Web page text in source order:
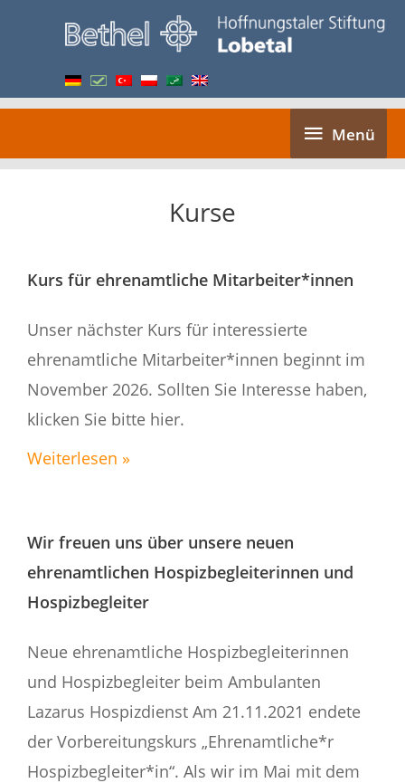
Menü
Menü
Kurse
Kurs für ehrenamtliche Mitarbeiter*innen
Unser nächster Kurs für interessierte
ehrenamtliche Mitarbeiter*innen beginnt im
November 2026. Sollten Sie Interesse haben,
klicken Sie bitte hier.
Weiterlesen »
Wir freuen uns über unsere neuen
ehrenamtlichen Hospizbegleiterinnen und
Hospizbegleiter
Neue ehrenamtliche Hospizbegleiterinnen
und Hospizbegleiter beim Ambulanten
Lazarus Hospizdienst Am 21.11.2021 endete
der Vorbereitungskurs „Ehrenamtliche*r
Hospizbegleiter*in“. Als wir im Mai mit dem